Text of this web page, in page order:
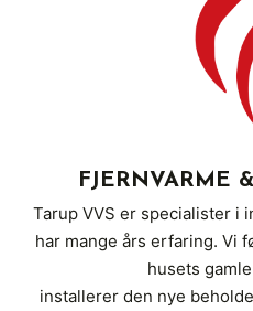
FJERNVARME
Tarup VVS er specialister i
har mange års erfaring. Vi
husets
installerer den nye